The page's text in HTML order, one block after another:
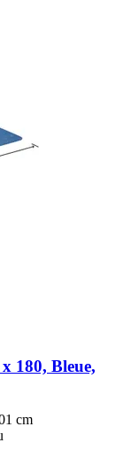
180, Bleue,
cm